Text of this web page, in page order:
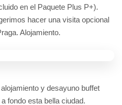
en el Paquete Plus P+).
hacer una visita opcional
Alojamiento.
y desayuno buffet
fondo esta bella ciudad.